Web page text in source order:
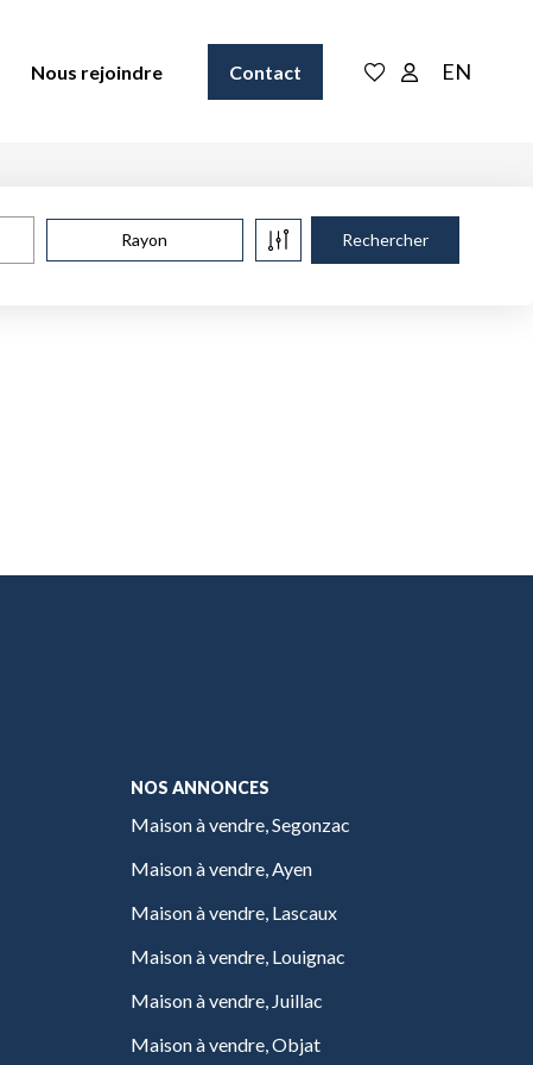
Nous rejoindre Contact EN
Rayon
NOS ANNONCES
Maison à vendre, Segonzac
Maison à vendre, Ayen
Maison à vendre, Lascaux
Maison à vendre, Louignac
Maison à vendre, Juillac
Maison à vendre, Objat